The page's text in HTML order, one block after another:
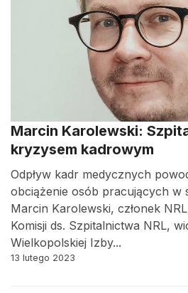
Marcin Karolewski:
kryzysem kadrowym
Odpływ kadr medycznych
obciążenie osób pracujących w
Marcin Karolewski, członek
Komisji ds. Szpitalnictwa NRL,
Wielkopolskiej Izby...
13 lutego 2023